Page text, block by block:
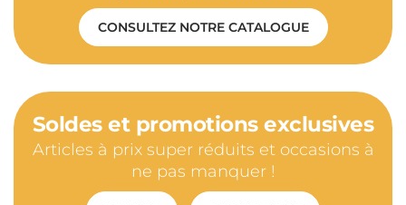
CONSULTEZ NOTRE CATALOGUE
Soldes et promotions exclusives
Articles à prix super réduits et occasions à
ne pas manquer !